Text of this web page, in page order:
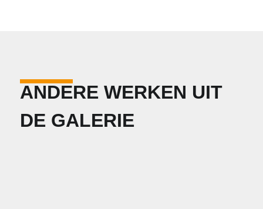
ANDERE WERKEN UIT
DE GALERIE